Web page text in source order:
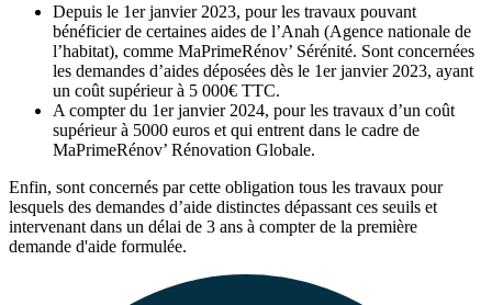
Depuis le 1er janvier 2023, pour les travaux pouvant
bénéficier de certaines aides de l’Anah (Agence nationale de
l’habitat), comme MaPrimeRénov’ Sérénité. Sont concernées
les demandes d’aides déposées dès le 1er janvier 2023, ayant
un coût supérieur à 5 000€ TTC.
A compter du 1er janvier 2024, pour les travaux d’un coût
supérieur à 5000 euros et qui entrent dans le cadre de
MaPrimeRénov’ Rénovation Globale.
Enfin, sont concernés par cette obligation tous les travaux pour
lesquels des demandes d’aide distinctes dépassant ces seuils et
intervenant dans un délai de 3 ans à compter de la première
demande d'aide formulée.